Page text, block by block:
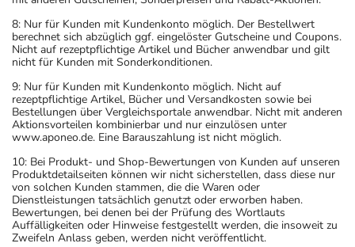
8: Nur für Kunden mit Kundenkonto möglich. Der Bestellwert
berechnet sich abzüglich ggf. eingelöster Gutscheine und Coupons.
Nicht auf rezeptpflichtige Artikel und Bücher anwendbar und gilt
nicht für Kunden mit Sonderkonditionen.
9: Nur für Kunden mit Kundenkonto möglich. Nicht auf
rezeptpflichtige Artikel, Bücher und Versandkosten sowie bei
Bestellungen über Vergleichsportale anwendbar. Nicht mit anderen
Aktionsvorteilen kombinierbar und nur einzulösen unter
www.aponeo.de. Eine Barauszahlung ist nicht möglich.
10: Bei Produkt- und Shop-Bewertungen von Kunden auf unseren
Produktdetailseiten können wir nicht sicherstellen, dass diese nur
von solchen Kunden stammen, die die Waren oder
Dienstleistungen tatsächlich genutzt oder erworben haben.
Bewertungen, bei denen bei der Prüfung des Wortlauts
Auffälligkeiten oder Hinweise festgestellt werden, die insoweit zu
Zweifeln Anlass geben, werden nicht veröffentlicht.